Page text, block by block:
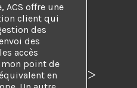
ACS offre une
client qui
des
des
accès
point de
en
Suivant